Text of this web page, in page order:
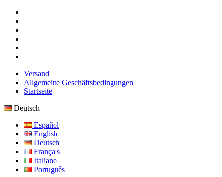
Versand
Allgemeine Geschäftsbedingungen
Startseite
Deutsch
Español
English
Deutsch
Français
Italiano
Português